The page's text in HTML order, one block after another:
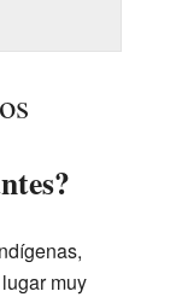
muy